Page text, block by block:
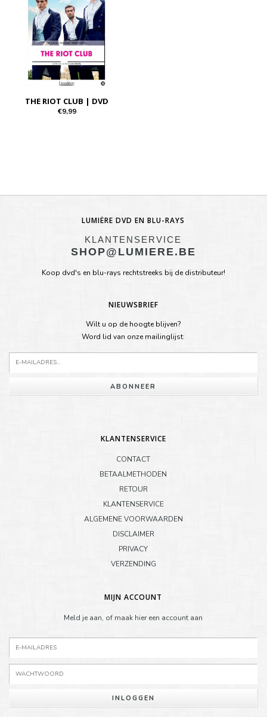
THE RIOT CLUB | DVD
€9,99
LUMIÈRE DVD EN BLU-RAYS
KLANTENSERVICE
SHOP@LUMIERE.BE
Koop dvd's en blu-rays rechtstreeks bij de distributeur!
NIEUWSBRIEF
Wilt u op de hoogte blijven?
Word lid van onze mailinglijst:
ABONNEER
KLANTENSERVICE
CONTACT
BETAALMETHODEN
RETOUR
KLANTENSERVICE
ALGEMENE VOORWAARDEN
DISCLAIMER
PRIVACY
VERZENDING
MIJN ACCOUNT
Meld je aan, of maak hier een account aan
INLOGGEN